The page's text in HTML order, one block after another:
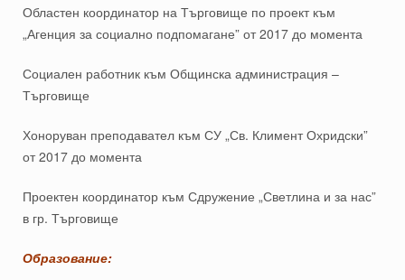
Областен координатор на Търговище по проект към
„Агенция за социално подпомагане” от 2017 до момента
Социален работник към Общинска администрация –
Търговище
Хоноруван преподавател към СУ „Св. Климент Охридски”
от 2017 до момента
Проектен координатор към Сдружение „Светлина и за нас”
в гр. Търговище
Образование: